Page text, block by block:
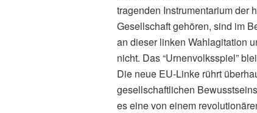
tragenden Instrumentarium der
Gesellschaft gehören, sind im
an dieser linken Wahlagitation
nicht. Das “Urnenvolksspiel”
Die neue EU-Linke rührt
gesellschaftlichen
es eine von einem